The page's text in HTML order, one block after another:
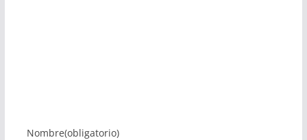
Nombre(obligatorio)